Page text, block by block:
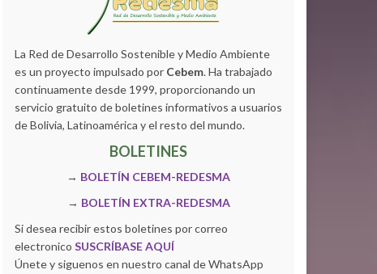
La Red de Desarrollo Sostenible y Medio Ambiente
es un proyecto impulsado por Cebem. Ha trabajado
continuamente desde 1999, proporcionando un
servicio gratuito de boletines informativos a usuarios
de Bolivia, Latinoamérica y el resto del mundo.
BOLETINES
→ BOLETÍN CEBEM-REDESMA
→ BOLETÍN EXTRA-REDESMA
Si desea recibir estos boletines por correo
electronico SUSCRÍBASE AQUÍ
Únete y siguenos en nuestro canal de WhatsApp